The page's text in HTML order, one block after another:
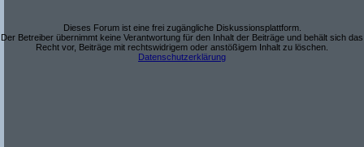
Dieses Forum ist eine frei zugängliche Diskussionsplattform.
Der Betreiber übernimmt keine Verantwortung für den Inhalt der Beiträge und behält sich das
Recht vor, Beiträge mit rechtswidrigem oder anstößigem Inhalt zu löschen.
Datenschutzerklärung